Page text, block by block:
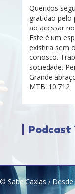
Queridos
gratidão pelo
ao acessar
Este é um
existiria sem
conosco.
sociedade.
Grande
MTB: 10.712
Podcast
© Sabe Caxias /